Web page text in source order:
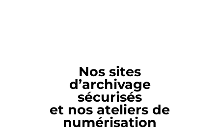
Nos sites
d’archivage
sécurisés
et nos ateliers de
numérisation